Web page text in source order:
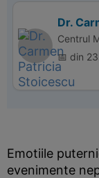
Dr.
Centrul
📅 din
Emotiile
evenimente